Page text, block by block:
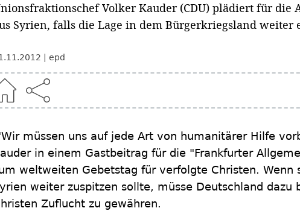
Volker Kauder (CDU) plädiert für die
Syrien, falls die Lage in dem Bürgerkriegsland weiter
epd
müssen uns auf jede Art von humanitärer Hilfe
in einem Gastbeitrag für die "Frankfurter
weltweiten Gebetstag für verfolgte Christen. Wenn
weiter zuspitzen sollte, müsse Deutschland dazu
Zuflucht zu gewähren.